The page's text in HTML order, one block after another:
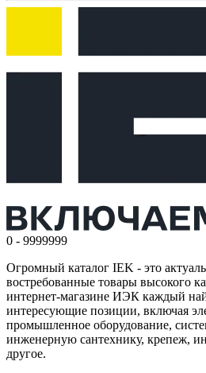
0 - 9999999
Огромный каталог IEK - это
востребованные товары высокого
интернет-магазине ИЭК каждый
интересующие позиции, включая
промышленное оборудование,
инженерную сантехнику, крепеж,
другое.